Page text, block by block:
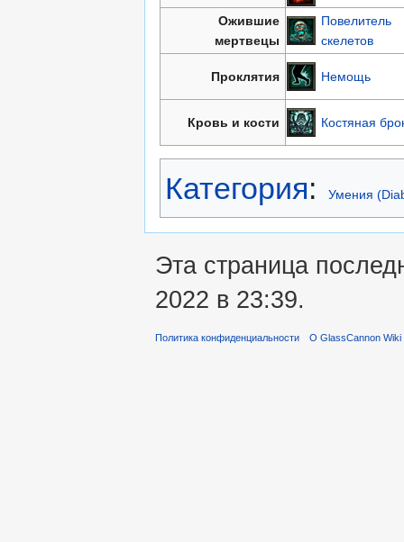
Ожившие
мертвецы
Повелитель
скелетов
Проклятия Немощь
Кровь и кости Костяная
Категория: Умения
Эта страница
2022 в 23:39.
Политика конфиденциальности О GlassCannon Wiki